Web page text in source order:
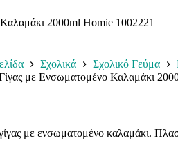
2000ml Homie 1002221
Σχολικά Σχολικό Γεύμα
με Ενσωματομένο Καλαμάκι
με ενσωματομένο καλαμάκι.